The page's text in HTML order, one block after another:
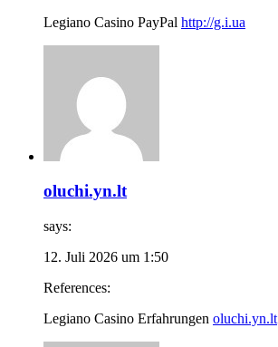
Legiano Casino PayPal http://g.i.ua
oluchi.yn.lt
says:
12. Juli 2026 um 1:50
References:
Legiano Casino Erfahrungen oluchi.yn.lt